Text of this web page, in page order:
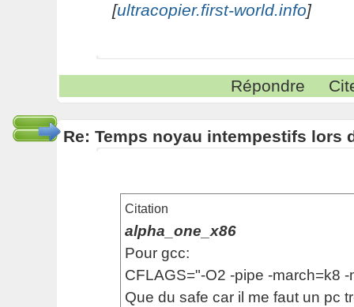
[ultracopier.first-world.info]
Répondre
Re: Temps noyau intempestifs lors
Citation
alpha_one_x86
Pour gcc:
CFLAGS="-O2 -pipe -march=k8 -
Que du safe car il me faut un pc